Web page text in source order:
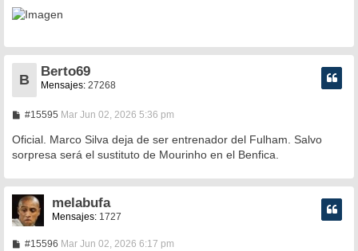
B
Berto69
Mensajes: 27268
#15595M
n
s
a
e
Mar Jun 02, 2026 5:36 pm
Oficial. Marco Silva deja de ser entrenador del Fulham. Salvo
sorpresa será el sustituto de Mourinho en el Benfica.
melabufa
Mensajes: 1727
#15596MMar Jun 02, 2026 6:17 pm